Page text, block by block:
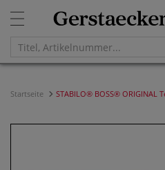
Startseite STABILO® BOSS® ORIGINAL